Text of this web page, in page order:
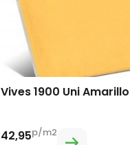
Vives 1900 Uni
42,95p/m2